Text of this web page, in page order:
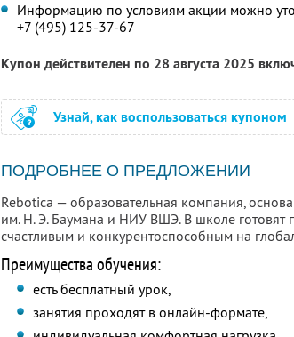
Информацию по условиям акции можно
+7 (495) 125-37-67
Купон действителен по 28 августа 2025
Узнай, как воспользоваться купоном
ПОДРОБНЕЕ О ПРЕДЛОЖЕНИИ
Rebotica — образовательная компания,
им. Н. Э. Баумана и НИУ ВШЭ. В школе
счастливым и конкурентоспособным на
Преимущества обучения:
есть бесплатный урок,
занятия проходят в онлайн-формате,